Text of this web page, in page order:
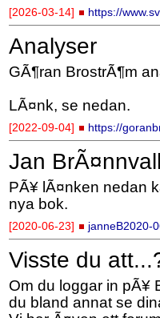
[2026-03-14] https://
Analyser
GÃ¶ran BrostrÃ¶m
LÃ¤nk, se nedan.
[2022-09-04] https://
Jan
PÃ¥ lÃ¤nken nedan
nya bok.
[2020-06-23] janneB2020-
Visste du
Om du loggar in pÃ¥
du bland annat se